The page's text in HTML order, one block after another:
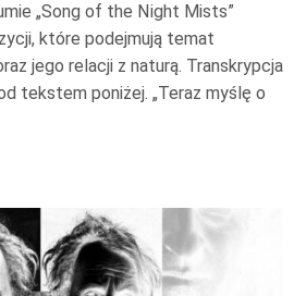
„Song of the Night Mists”
które podejmują temat
jego relacji z naturą. Transkrypcja
tekstem poniżej. „Teraz myślę o